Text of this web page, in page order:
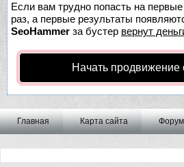
Если вам трудно попасть на
раз, а первые результаты
SeoHammer за бустер вернут
Начать продвижение
Главная Карта сайта Форум